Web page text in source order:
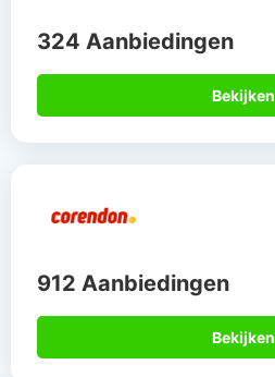
324 Aanbiedingen
Bekijken
912 Aanbiedingen
Bekijken